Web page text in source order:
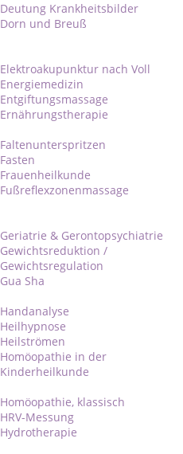
Deutung Krankheitsbilder
Dorn und Breuß
Elektroakupunktur nach Voll
Energiemedizin
Entgiftungsmassage
Ernährungstherapie
Faltenunterspritzen
Fasten
Frauenheilkunde
Fußreflexzonenmassage
Geriatrie & Gerontopsychiatrie
Gewichtsreduktion /
Gewichtsregulation
Gua Sha
Handanalyse
Heilhypnose
Heilströmen
Homöopathie in der
Kinderheilkunde
Homöopathie, klassisch
HRV-Messung
Hydrotherapie